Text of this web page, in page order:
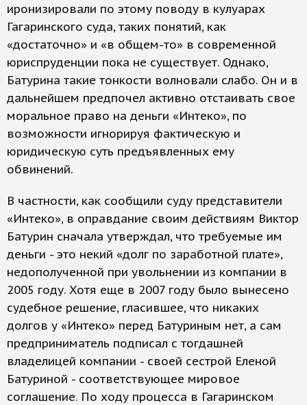
иронизировали по этому поводу в кулуарах
Гагаринского суда, таких понятий, как
«достаточно» и «в общем-то» в современной
юриспруденции пока не существует. Однако,
Батурина такие тонкости волновали слабо. Он и в
дальнейшем предпочел активно отстаивать свое
моральное право на деньги «Интеко», по
возможности игнорируя фактическую и
юридическую суть предъявленных ему
обвинений.
В частности, как сообщили суду представители
«Интеко», в оправдание своим действиям Виктор
Батурин сначала утверждал, что требуемые им
деньги - это некий «долг по заработной плате»,
недополученной при увольнении из компании в
2005 году. Хотя еще в 2007 году было вынесено
судебное решение, гласившее, что никаких
долгов у «Интеко» перед Батуриным нет, а сам
предприниматель подписал с тогдашней
владелицей компании - своей сестрой Еленой
Батуриной - соответствующее мировое
соглашение. По ходу процесса в Гагаринском